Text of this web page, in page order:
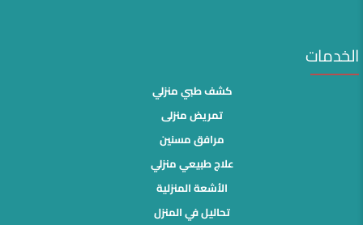
الخدمات
كشف طبي منزلي
تمريض منزلى
مرافق مسنين
علاج طبيعي منزلي
الأشعة المنزلية
تحاليل في المنزل